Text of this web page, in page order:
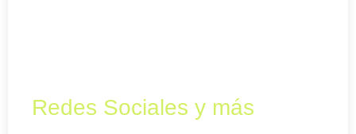
Redes Sociales y más